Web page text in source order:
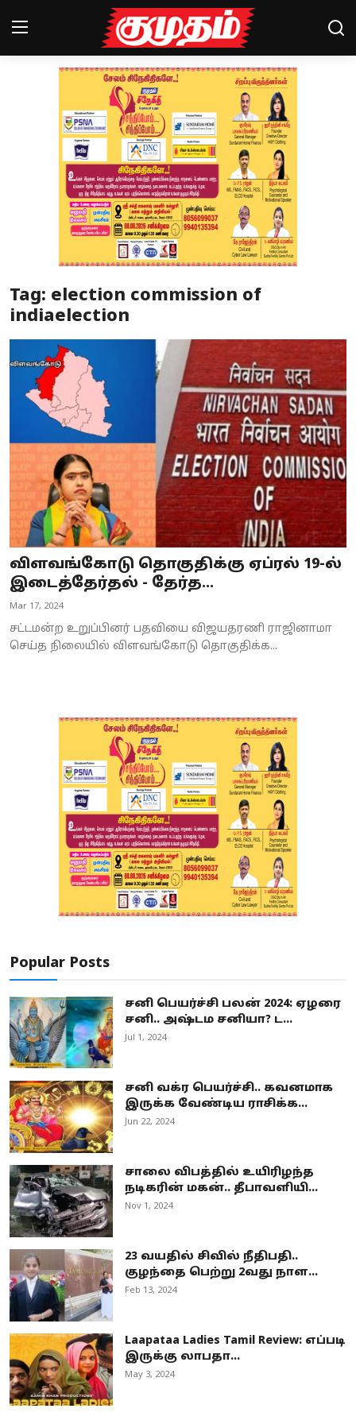
Magazines
Sports
Special Story
Business
Crime
Tamilnadu
National
World
Astrology
Spirituality
Weather
Tag: election commission of
indiaelection
விளவங்கோடு தொகுதிக்கு ஏப்ரல் 19-ல்
இடைத்தேர்தல் - தேர்த...
Mar 17, 2024
சட்டமன்ற உறுப்பினர் பதவியை விஜயதரணி ராஜினாமா
செய்த நிலையில் விளவங்கோடு தொகுதிக்க...
Popular Posts
சனி பெயர்ச்சி பலன் 2024: ஏழரை
சனி.. அஷ்டம சனியா? ட...
Jul 1, 2024
சனி வக்ர பெயர்ச்சி.. கவனமாக
இருக்க வேண்டிய ராசிக்க...
Jun 22, 2024
சாலை விபத்தில் உயிரிழந்த
நடிகரின் மகன்.. தீபாவளியி...
Nov 1, 2024
23 வயதில் சிவில் நீதிபதி..
குழந்தை பெற்று 2வது நாள...
Feb 13, 2024
Laapataa Ladies Tamil Review: எப்படி
இருக்கு லாபதா...
May 3, 2024